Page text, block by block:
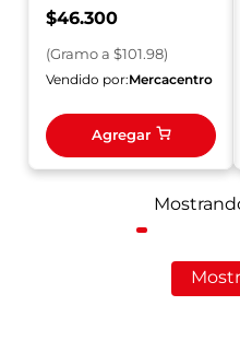
$46.300
(Gramoa $101.98)
Vendido por:Mercacentro
Agregar